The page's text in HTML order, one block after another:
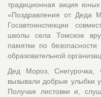
традиционная акция
«Поздравления от Деда
Госавтоинспекции
школы села Томское
памятки по
образовательной
Дед Мороз, Снегурочка,
вызывали добрые улыбки
Получая листовки и,